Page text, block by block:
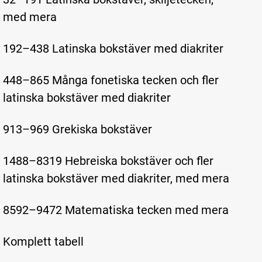
med mera
192–438 Latinska bokstäver med diakriter
448–865 Många fonetiska tecken och fler
latinska bokstäver med diakriter
913–969 Grekiska bokstäver
1488–8319 Hebreiska bokstäver och fler
latinska bokstäver med diakriter, med mera
8592–9472 Matematiska tecken med mera
Komplett tabell